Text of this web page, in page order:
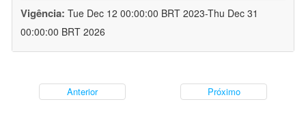
Vigência: Tue Dec 12 00:00:00 BRT 2023-Thu Dec 31
00:00:00 BRT 2026
Anterior Próximo